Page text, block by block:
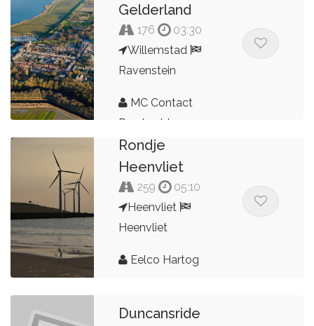
Gelderland
176
03:30
Willemstad
Ravenstein
MC Contact
Dordrecht
Rondje
Heenvliet
259
05:10
Heenvliet
Heenvliet
Eelco Hartog
Duncansride